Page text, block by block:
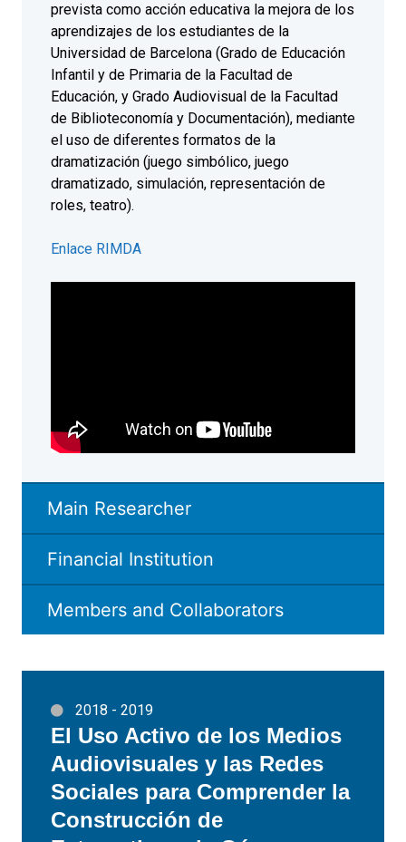
Main Researcher
Financial Institution
Members and Collaborators
prevista como acción educativa la mejora de los
aprendizajes de los estudiantes de la
Universidad de Barcelona (Grado de Educación
Infantil y de Primaria de la Facultad de
Educación, y Grado Audiovisual de la Facultad
de Biblioteconomía y Documentación), mediante
el uso de diferentes formatos de la
dramatización (juego simbólico, juego
dramatizado, simulación, representación de
roles, teatro).
Enlace RIMDA
2018 - 2019
El Uso Activo de los Medios
Audiovisuales y las Redes
Sociales para Comprender la
Construcción de